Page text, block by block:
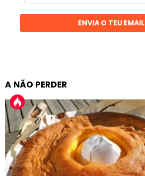
email
ENVIA O TEU EMAIL
A NÃO PERDER